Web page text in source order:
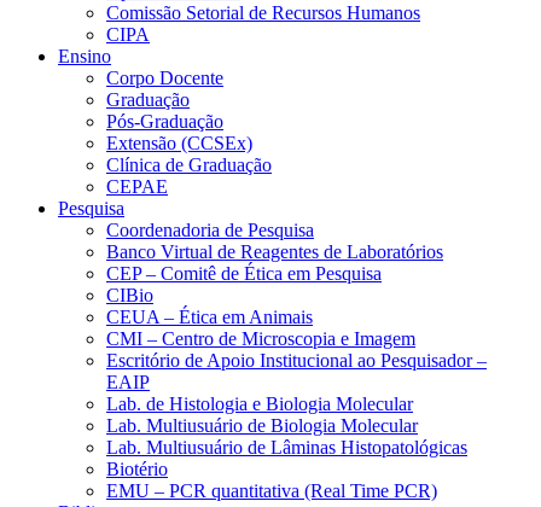
Comissão Setorial de Recursos Humanos
CIPA
Ensino
Corpo Docente
Graduação
Pós-Graduação
Extensão (CCSEx)
Clínica de Graduação
CEPAE
Pesquisa
Coordenadoria de Pesquisa
Banco Virtual de Reagentes de Laboratórios
CEP – Comitê de Ética em Pesquisa
CIBio
CEUA – Ética em Animais
CMI – Centro de Microscopia e Imagem
Escritório de Apoio Institucional ao Pesquisador –
EAIP
Lab. de Histologia e Biologia Molecular
Lab. Multiusuário de Biologia Molecular
Lab. Multiusuário de Lâminas Histopatológicas
Biotério
EMU – PCR quantitativa (Real Time PCR)